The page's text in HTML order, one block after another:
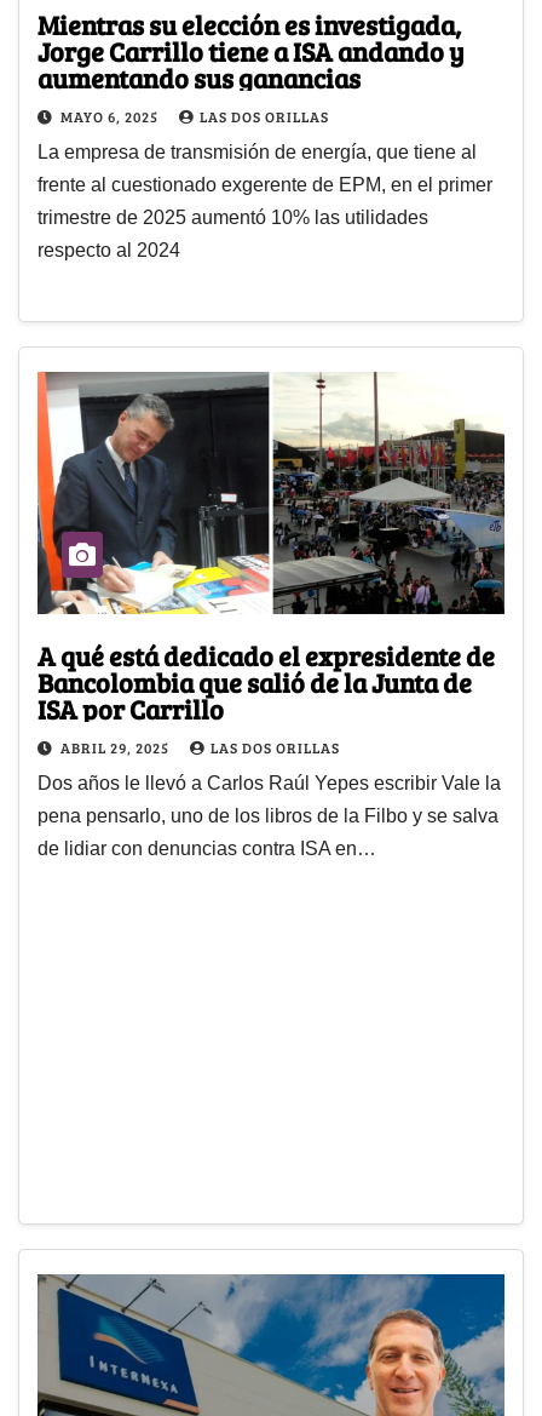
Mientras su elección es investigada,
Jorge Carrillo tiene a ISA andando y
aumentando sus ganancias
MAYO 6, 2025 LAS DOS ORILLAS
La empresa de transmisión de energía, que tiene al
frente al cuestionado exgerente de EPM, en el primer
trimestre de 2025 aumentó 10% las utilidades
respecto al 2024
A qué está dedicado el expresidente de
Bancolombia que salió de la Junta de
ISA por Carrillo
ABRIL 29, 2025 LAS DOS ORILLAS
Dos años le llevó a Carlos Raúl Yepes escribir Vale la
pena pensarlo, uno de los libros de la Filbo y se salva
de lidiar con denuncias contra ISA en…